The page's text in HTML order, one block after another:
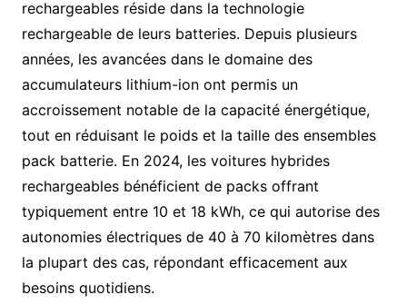
rechargeables réside dans la technologie
rechargeable de leurs batteries. Depuis plusieurs
années, les avancées dans le domaine des
accumulateurs lithium-ion ont permis un
accroissement notable de la capacité énergétique,
tout en réduisant le poids et la taille des ensembles
pack batterie. En 2024, les voitures hybrides
rechargeables bénéficient de packs offrant
typiquement entre 10 et 18 kWh, ce qui autorise des
autonomies électriques de 40 à 70 kilomètres dans
la plupart des cas, répondant efficacement aux
besoins quotidiens.